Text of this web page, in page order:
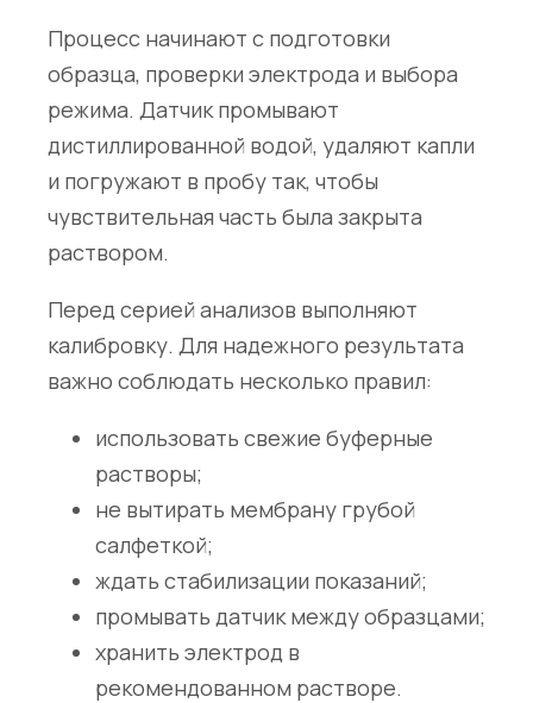
Процесс начинают с подготовки
образца, проверки электрода и выбора
режима. Датчик промывают
дистиллированной водой, удаляют капли
и погружают в пробу так, чтобы
чувствительная часть была закрыта
раствором.
Перед серией анализов выполняют
калибровку. Для надежного результата
важно соблюдать несколько правил:
использовать свежие буферные
растворы;
не вытирать мембрану грубой
салфеткой;
ждать стабилизации показаний;
промывать датчик между образцами;
хранить электрод в
рекомендованном растворе.